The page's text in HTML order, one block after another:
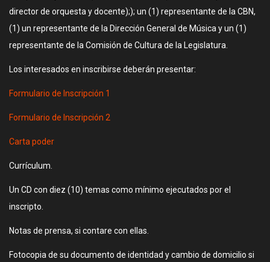
director de orquesta y docente);); un (1) representante de la CBN,
(1) un representante de la Dirección General de Música y un (1)
representante de la Comisión de Cultura de la Legislatura.
Los interesados en inscribirse deberán presentar:
Formulario de Inscripción 1
Formulario de Inscripción 2
Carta poder
Currículum.
Un CD con diez (10) temas como mínimo ejecutados por el
inscripto.
Notas de prensa, si contare con ellas.
Fotocopia de su documento de identidad y cambio de domicilio si